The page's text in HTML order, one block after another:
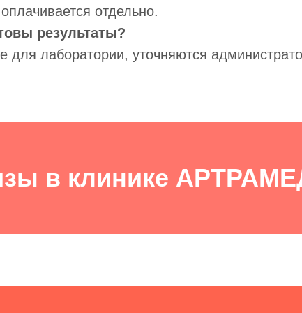
отдельно.
результаты?
для лаборатории, уточняются
в клинике